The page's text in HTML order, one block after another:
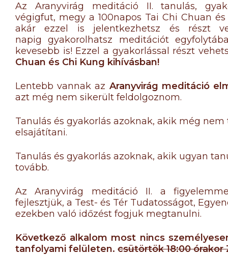
Az Aranyvirág meditáció II. tanulás,
végigfut, megy a 100napos Tai Chi Chuan
akár ezzel is jelentkezhetsz és részt
napig gyakorolhatsz meditációt
kevesebb is! Ezzel a gyakorlással részt
Chuan és Chi Kung kihívásban!
Lentebb vannak az Aranyvirág meditáció
azt még nem sikerült feldolgoznom.
Tanulás és gyakorlás azoknak, akik még
elsajátítani.
Tanulás és gyakorlás azoknak, akik ugyan
tovább.
Az Aranyvirág meditáció II. a
fejlesztjük, a Test- és Tér Tudatosságot,
ezekben való időzést fogjuk megtanulni.
Következő alkalom most nincs
tanfolyami felületen. csütörtök 18:00 órakor